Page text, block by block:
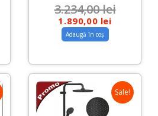
3.234,00lei
1.890,00 lei
Adaugă în coș
Sale!